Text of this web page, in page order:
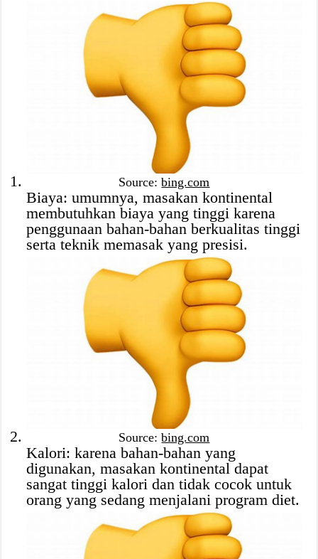
Source:bing.com
Biaya: umumnya, masakan kontinental
membutuhkan biaya yang tinggi karena
penggunaan bahan-bahan berkualitas tinggi
serta teknik memasak yang presisi.
Source:bing.com
Kalori: karena bahan-bahan yang
digunakan, masakan kontinental dapat
sangat tinggi kalori dan tidak cocok untuk
orang yang sedang menjalani program diet.